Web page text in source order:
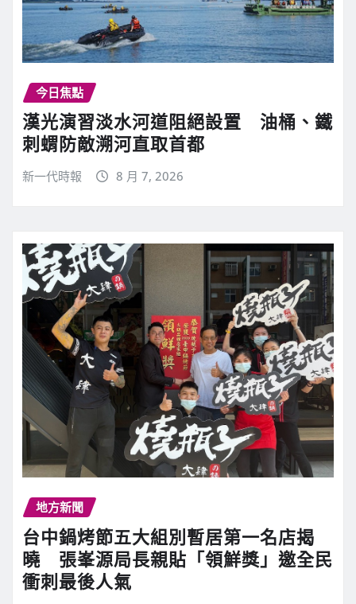
今日焦點
漢光演習淡水河道阻絕設置 油桶、鐵
刺蝟防敵溯河直取首都
新一代時報 8 月 7, 2026
地方新聞
台中鍋烤節五大組別暫居第一名店揭
曉 張峯源局長親貼「領鮮獎」邀全民
衝刺最後人氣